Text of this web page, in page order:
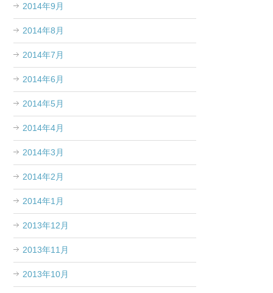
2014年9月
2014年8月
2014年7月
2014年6月
2014年5月
2014年4月
2014年3月
2014年2月
2014年1月
2013年12月
2013年11月
2013年10月